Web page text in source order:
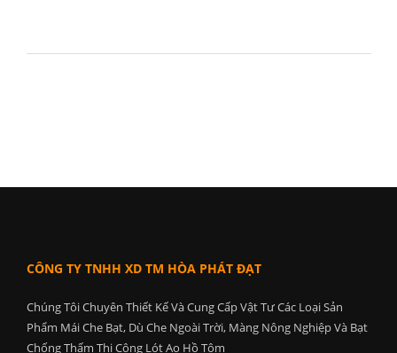
CÔNG TY TNHH XD TM HÒA PHÁT ĐẠT
Chúng Tôi Chuyên Thiết Kế Và Cung Cấp Vật Tư Các Loại Sản
Phẩm Mái Che Bạt, Dù Che Ngoài Trời, Màng Nông Nghiệp Và Bạt
Chống Thấm Thi Công Lót Ao Hồ Tôm